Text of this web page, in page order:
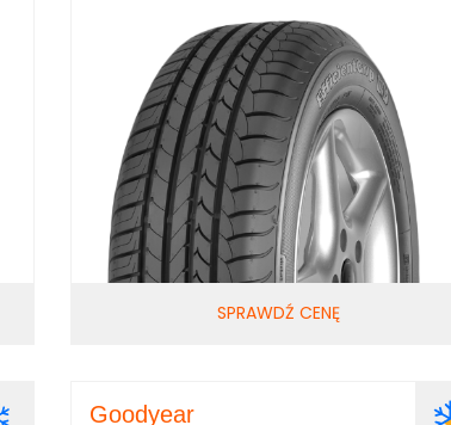
SPRAWDŹ CENĘ
Goodyear